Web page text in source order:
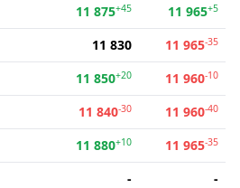
11 875+45 11 965+5
11 830 11 965-35
11 850+20 11 960-10
11 840-30 11 960-40
11 880+10 11 965-35
-
-